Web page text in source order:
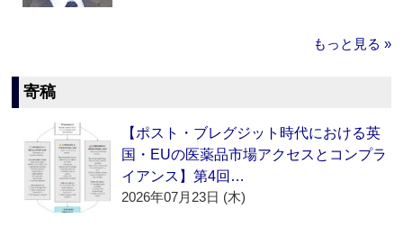
もっと見る »
寄稿
【ポスト・ブレグジット時代における英
国・EUの医薬品市場アクセスとコンプラ
イアンス】第4回…
2026年07月23日 (木)